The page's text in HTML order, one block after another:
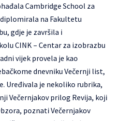
Cambridge School za
na Fakultetu
gdje je završila i
CINK – Centar za izobrazbu
vijek provela je kao
dnevniku Večernji list,
Uređivala je nekoliko rubrika,
Večernjakov prilog Revija, koji
poznati Večernjakov